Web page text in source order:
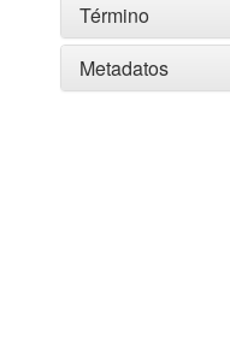
Término
Metadatos